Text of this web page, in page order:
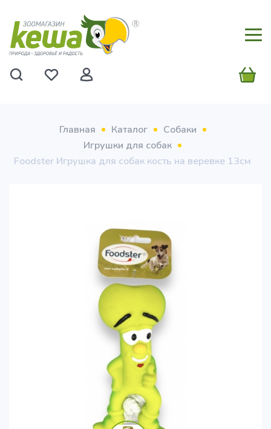
Главная Каталог
Собаки
Игрушки для собак
Foodster Игрушка для собак кость на веревке 13см